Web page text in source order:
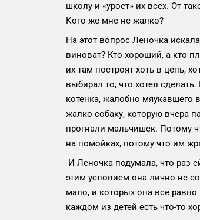
школу и «уроет» их всех. От
Кого же мне не жалко?
На этот вопрос Леночка
виноват? Кто хороший, а кто
их там построят хоть в цепь,
выбирал то, что хотел
котенка, жалобно мяукавшего
жалко собаку, которую вчера
прогнали мальчишек. Потому
на помойках, потому что им
И Леночка подумала, что раз
этим условием она лично не
мало, и которых она все равно
каждом из детей есть что-то